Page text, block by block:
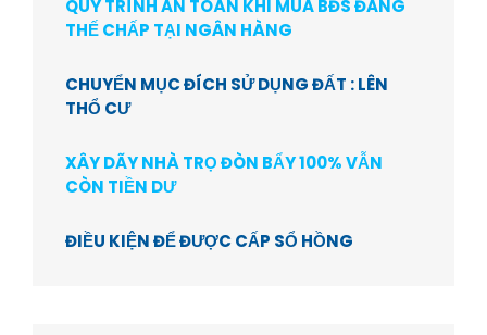
QUY TRÌNH AN TOÀN KHI MUA BĐS ĐANG
THẾ CHẤP TẠI NGÂN HÀNG
CHUYỂN MỤC ĐÍCH SỬ DỤNG ĐẤT : LÊN
THỔ CƯ
XÂY DÃY NHÀ TRỌ ĐÒN BẨY 100% VẪN
CÒN TIỀN DƯ
ĐIỀU KIỆN ĐỂ ĐƯỢC CẤP SỔ HỒNG